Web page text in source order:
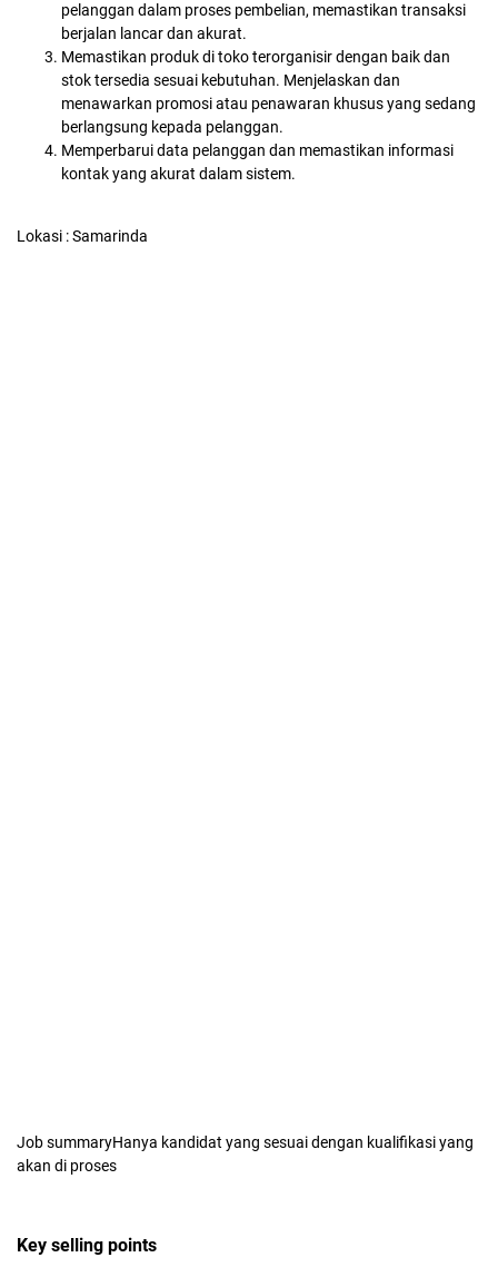
pelanggan dalam proses pembelian, memastikan transaksi
berjalan lancar dan akurat.
Memastikan produk di toko terorganisir dengan baik dan
stok tersedia sesuai kebutuhan. Menjelaskan dan
menawarkan promosi atau penawaran khusus yang sedang
berlangsung kepada pelanggan.
Memperbarui data pelanggan dan memastikan informasi
kontak yang akurat dalam sistem.
Lokasi : Samarinda
Job summaryHanya kandidat yang sesuai dengan kualifikasi yang
akan di proses
Key selling points